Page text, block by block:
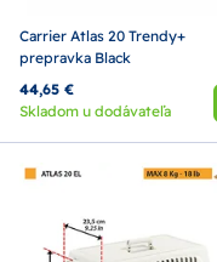
Carrier Atlas 20 Trendy+
prepravka Black
44,65 €
Skladom u dodávateľa